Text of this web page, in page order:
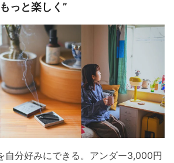
っと楽しく”
自分好みにできる。アンダー3,000円